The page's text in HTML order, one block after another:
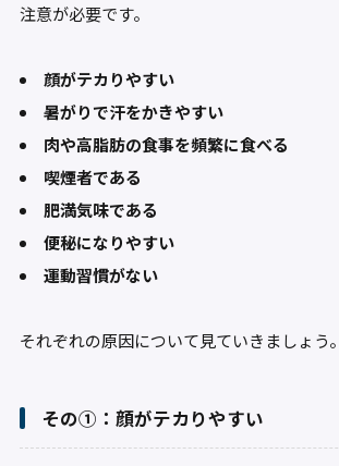
注意が必要です。
顔がテカりやすい
暑がりで汗をかきやすい
肉や高脂肪の食事を頻繁に食べる
喫煙者である
肥満気味である
便秘になりやすい
運動習慣がない
それぞれの原因について見ていきましょう。
その①：顔がテカりやすい